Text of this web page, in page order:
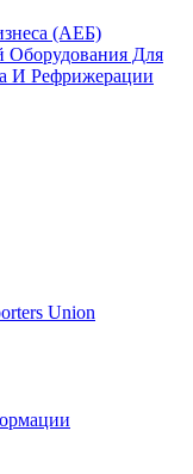
(АЕБ)
Оборудования Для
И Рефрижерации
Union